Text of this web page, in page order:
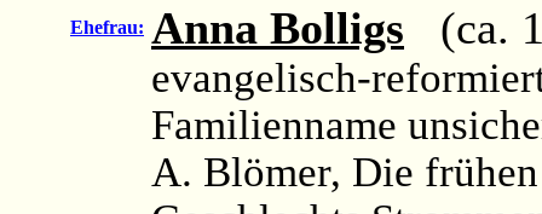
Ehefrau: Anna Bolligs (ca.
evangelisch-
Familienname
A. Blömer, Die